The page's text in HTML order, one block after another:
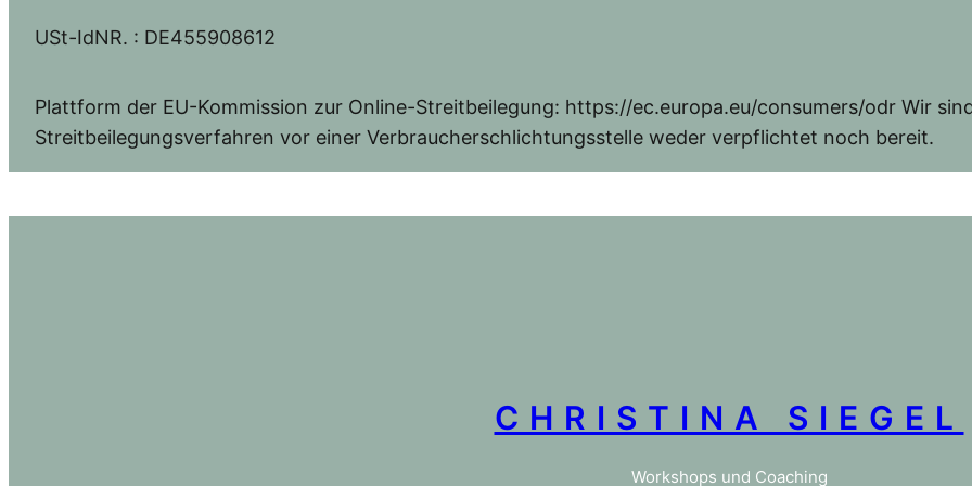
USt-IdNR. : DE455908612
Plattform der EU-Kommission zur Online-Streitbeilegung: https://ec.europa.eu/consumers/odr Wir
Streitbeilegungsverfahren vor einer Verbraucherschlichtungsstelle weder verpflichtet noch bereit.
CHRISTINA SIEGEL
Workshops und Coaching